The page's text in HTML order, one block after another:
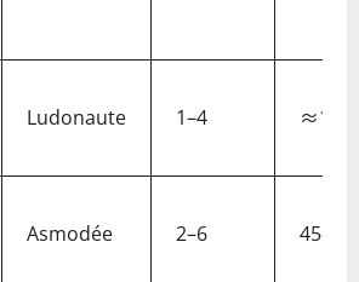
Ludonaute 1–4 ≈15
Asmodée 2–6